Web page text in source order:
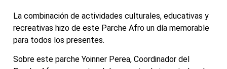
La combinación de actividades culturales, educativas y
recreativas hizo de este Parche Afro un día memorable
para todos los presentes.
Sobre este parche Yoinner Perea, Coordinador del